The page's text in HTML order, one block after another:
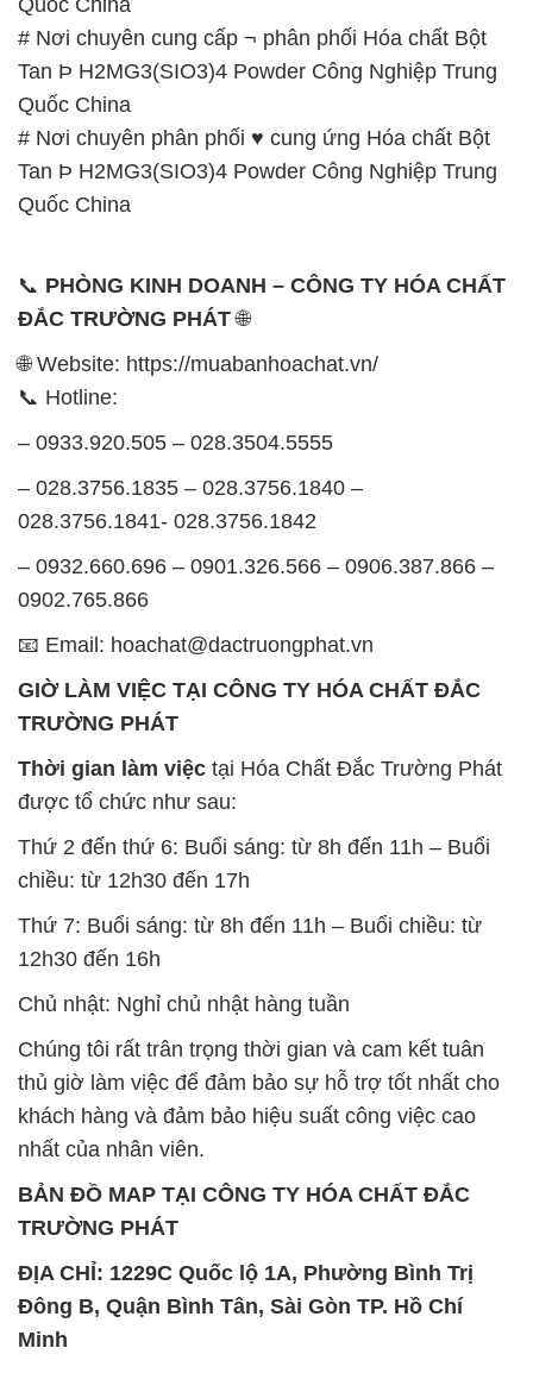
Quốc China
# Nơi chuyên cung cấp ¬ phân phối Hóa chất Bột
Tan Þ H2MG3(SIO3)4 Powder Công Nghiệp Trung
Quốc China
# Nơi chuyên phân phối ♥ cung ứng Hóa chất Bột
Tan Þ H2MG3(SIO3)4 Powder Công Nghiệp Trung
Quốc China
📞 PHÒNG KINH DOANH – CÔNG TY HÓA CHẤT
ĐẮC TRƯỜNG PHÁT🌐
🌐 Website: https://muabanhoachat.vn/
📞 Hotline:
– 0933.920.505 – 028.3504.5555
– 028.3756.1835 – 028.3756.1840 –
028.3756.1841- 028.3756.1842
– 0932.660.696 – 0901.326.566 – 0906.387.866 –
0902.765.866
📧 Email: hoachat@dactruongphat.vn
GIỜ LÀM VIỆC TẠI CÔNG TY HÓA CHẤT ĐẮC
TRƯỜNG PHÁT
Thời gian làm việc tại Hóa Chất Đắc Trường Phát
được tổ chức như sau:
Thứ 2 đến thứ 6: Buổi sáng: từ 8h đến 11h – Buổi
chiều: từ 12h30 đến 17h
Thứ 7: Buổi sáng: từ 8h đến 11h – Buổi chiều: từ
12h30 đến 16h
Chủ nhật: Nghỉ chủ nhật hàng tuần
Chúng tôi rất trân trọng thời gian và cam kết tuân
thủ giờ làm việc để đảm bảo sự hỗ trợ tốt nhất cho
khách hàng và đảm bảo hiệu suất công việc cao
nhất của nhân viên.
BẢN ĐỒ MAP TẠI CÔNG TY HÓA CHẤT ĐẮC
TRƯỜNG PHÁT
ĐỊA CHỈ: 1229C Quốc lộ 1A, Phường Bình Trị
Đông B, Quận Bình Tân, Sài Gòn TP. Hồ Chí
Minh